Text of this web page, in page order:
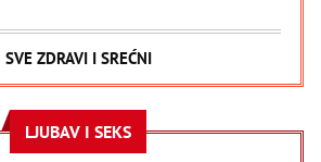
SVE ZDRAVI I SREĆNI
LJUBAV I SEKS